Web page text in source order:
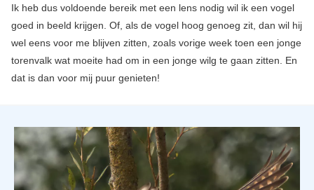
Ik heb dus voldoende bereik met een lens nodig wil ik een vogel
goed in beeld krijgen. Of, als de vogel hoog genoeg zit, dan wil hij
wel eens voor me blijven zitten, zoals vorige week toen een jonge
torenvalk wat moeite had om in een jonge wilg te gaan zitten. En
dat is dan voor mij puur genieten!